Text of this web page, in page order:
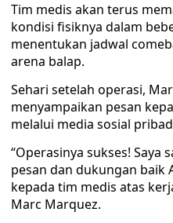
Tim medis akan terus
kondisi fisiknya dalam
menentukan jadwal
arena balap.
Sehari setelah operasi,
menyampaikan pesan
melalui media sosial
“Operasinya sukses! Saya
pesan dan dukungan baik
kepada tim medis atas
Marc Marquez.